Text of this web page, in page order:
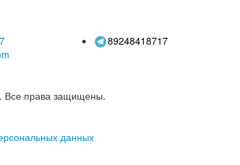
89248418717
Все права защищены.
данных